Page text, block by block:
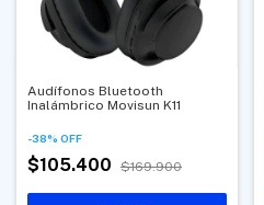
Audífonos Bluetooth
Inalámbrico Movisun K11
-38% OFF
$105.400 $169.900